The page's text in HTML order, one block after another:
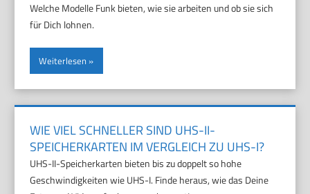
Welche Modelle Funk bieten, wie sie arbeiten und ob sie sich
für Dich lohnen.
Weiterlesen
WIE VIEL SCHNELLER SIND UHS-II-
SPEICHERKARTEN IM VERGLEICH ZU UHS-I?
UHS-II-Speicherkarten bieten bis zu doppelt so hohe
Geschwindigkeiten wie UHS-I. Finde heraus, wie das Deine